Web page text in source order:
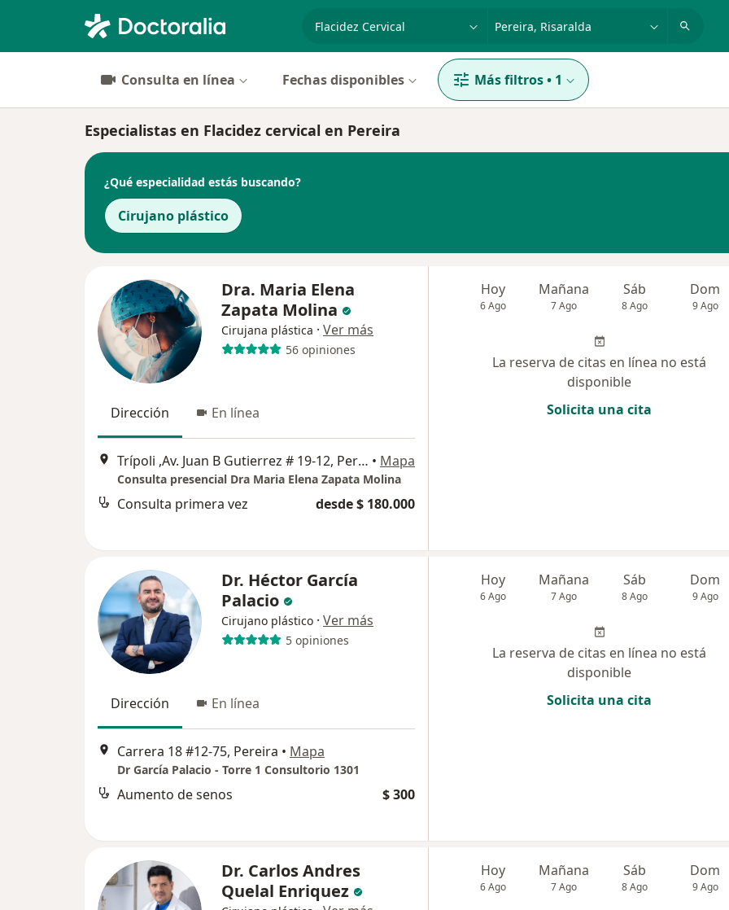
Consulta en línea Fechas disponibles Más filtros• 1
Especialistas en Flacidez cervical en Pereira
¿Qué especialidad estás buscando?
Cirujano plástico
Dra. Maria Elena
Zapata Molina
Cirujana plástica · Ver más
56 opiniones
Dirección En línea
Trípoli ,Av. Juan B Gutierrez # 19-12, Pereira • Mapa
Consulta presencial Dra Maria Elena Zapata Molina
Consulta primera vez desde $ 180.000
Hoy
6 Ago
Mañana
7 Ago
Sáb
8 Ago
Dom
9 Ago
La reserva de citas en línea no está
disponible
Solicita una cita
Dr. Héctor García
Palacio
Cirujano plástico · Ver más
5 opiniones
Dirección En línea
Carrera 18 #12-75, Pereira • Mapa
Dr García Palacio - Torre 1 Consultorio 1301
Aumento de senos $ 300
Hoy
6 Ago
Mañana
7 Ago
Sáb
8 Ago
Dom
9 Ago
La reserva de citas en línea no está
disponible
Solicita una cita
Dr. Carlos Andres
Quelal Enriquez
Hoy
6 Ago
Mañana
7 Ago
Sáb
8 Ago
Dom
9 Ago